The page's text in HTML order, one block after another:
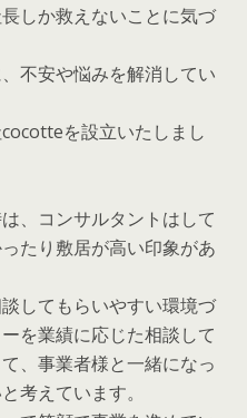
しか救えないことに気づ
不安や悩みを解消してい
を設立いたしまし
は、コンサルタントはして
たり敷居が高い印象があ
してもらいやすい環境づ
を業績に応じた相談して
、事業者様と一緒になっ
考えています。